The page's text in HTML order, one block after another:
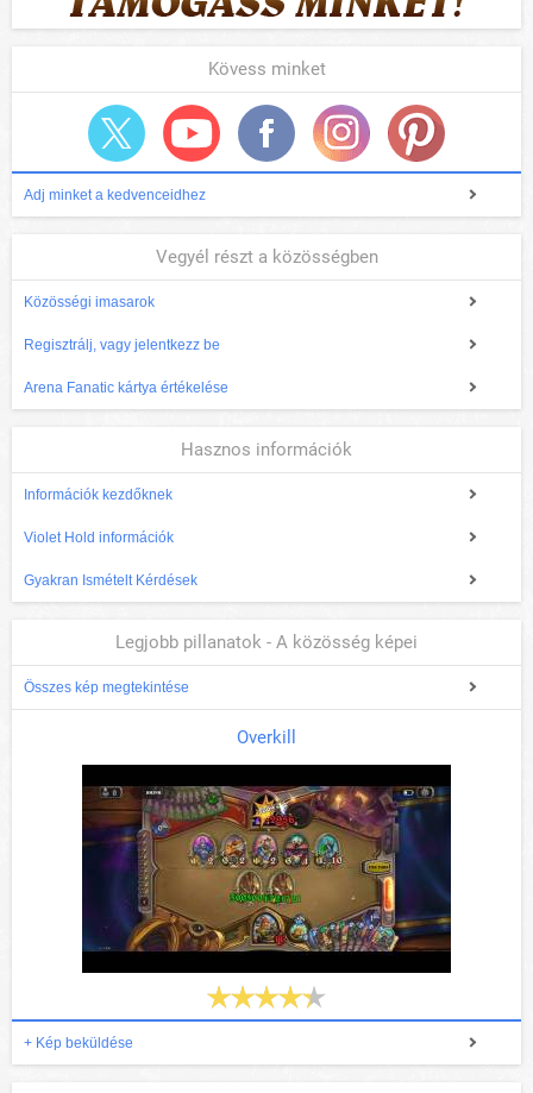
Kövess minket
Adj minket a kedvenceidhez
Vegyél részt a közösségben
Közösségi imasarok
Regisztrálj, vagy jelentkezz be
Arena Fanatic kártya értékelése
Hasznos információk
Információk kezdőknek
Violet Hold információk
Gyakran Ismételt Kérdések
Legjobb pillanatok - A közösség képei
Összes kép megtekintése
Overkill
+ Kép beküldése